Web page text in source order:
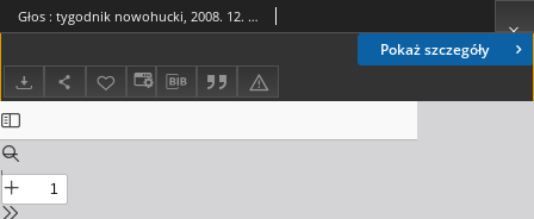
Pokaż szczegóły
Głos : tygodnik nowohucki, 2008. 12. 05, nr 49